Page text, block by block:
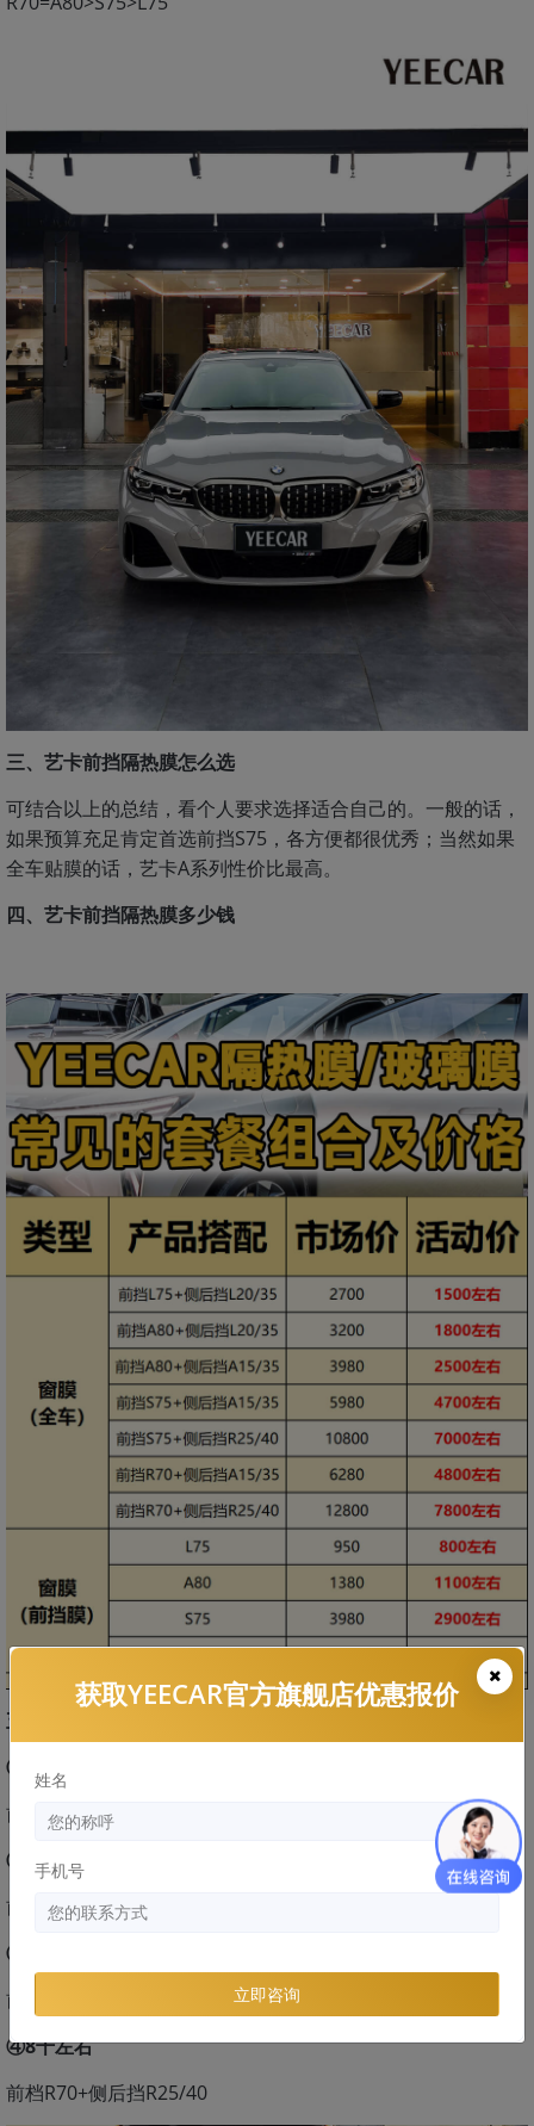
三、艺卡前挡隔热膜怎么选
可结合以上的总结，看个人要求选择适合自己的。一般的话，
如果预算充足肯定首选前挡S75，各方便都很优秀；当然如果
全车贴膜的话，艺卡A系列性价比最高。
四、艺卡前挡隔热膜多少钱
五、艺卡前挡膜+侧后挡组合搭配
①1千左右
前挡L75+侧后挡L20/35
②2千左右
前档A80+侧后挡A15/35
③5千左右
前档S75+侧后挡A15/35
④8千左右
前档R70+侧后挡R25/40
获取YEECAR官方旗舰店优惠报价
姓名
手机号
立即咨询